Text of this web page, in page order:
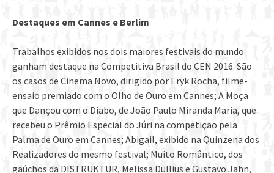
Destaques em Cannes e Berlim
Trabalhos exibidos nos dois maiores festivais do mundo
ganham destaque na Competitiva Brasil do CEN 2016. São
os casos de Cinema Novo, dirigido por Eryk Rocha, filme-
ensaio premiado com o Olho de Ouro em Cannes; A Moça
que Dançou com o Diabo, de João Paulo Miranda Maria, que
recebeu o Prêmio Especial do Júri na competição pela
Palma de Ouro em Cannes; Abigail, exibido na Quinzena dos
Realizadores do mesmo festival; Muito Romântico, dos
gaúchos da DISTRUKTUR, Melissa Dullius e Gustavo Jahn,